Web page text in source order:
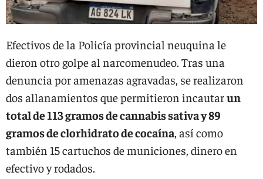
Efectivos de la Policía provincial neuquina le
dieron otro golpe al narcomenudeo. Tras una
denuncia por amenazas agravadas, se realizaron
dos allanamientos que permitieron incautarun
total de 113 gramos de cannabis sativa y 89
gramos de clorhidrato de cocaína, así como
también 15 cartuchos de municiones, dinero en
efectivo y rodados.